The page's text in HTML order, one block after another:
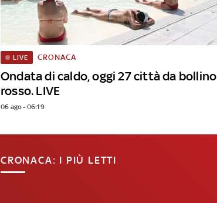
Ondata di caldo, oggi 27 città da bollino
rosso. LIVE
LIVE CRONACA
06 ago - 06:19
CRONACA: I PIÙ LETTI